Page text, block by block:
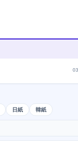
日紙 韓紙